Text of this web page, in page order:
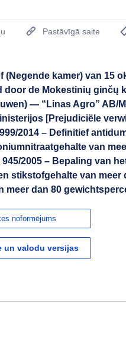
Pastāvīgā saite
(Negende kamer) van 15
de Mokestinių ginčų
— “Linas Agro” AB/
[Prejudiciële
2014 – Definitief
van
2005 – Bepaling van
stikstofgehalte van meer
meer dan 80
noformējums
un valodu versijas